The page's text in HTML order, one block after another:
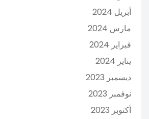
أبريل 2024
مارس 2024
فبراير 2024
يناير 2024
ديسمبر 2023
نوفمبر 2023
أكتوبر 2023